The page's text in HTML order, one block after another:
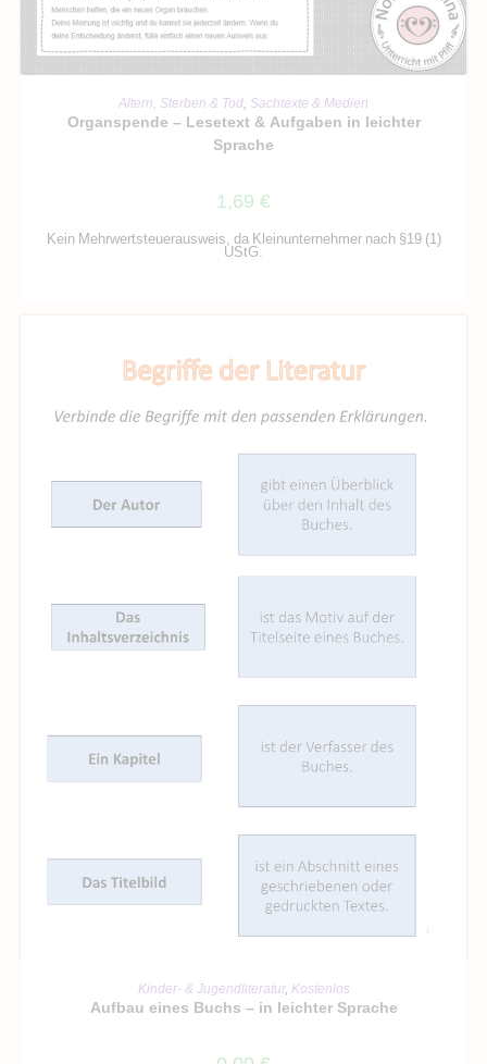
IN DEN WARENKORB
Altern, Sterben & Tod, Sachtexte & Medien
Organspende – Lesetext & Aufgaben in leichter
Sprache
1,69 €
Kein Mehrwertsteuerausweis, da Kleinunternehmer nach §19 (1)
UStG.
IN DEN WARENKORB
Kinder- & Jugendliteratur, Kostenlos
Aufbau eines Buchs – in leichter Sprache